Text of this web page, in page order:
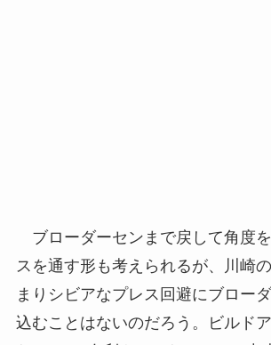
ブローダーセンまで戻して角度
スを通す形も考えられるが、川崎
まりシビアなプレス回避にブロー
込むことはないのだろう。ビルド